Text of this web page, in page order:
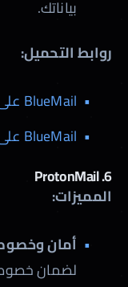
بياناتك.
روابط التحميل:
BlueMail على Android
BlueMail على iOS
6.
ProtonMail
المميزات:
أمان
لضمان